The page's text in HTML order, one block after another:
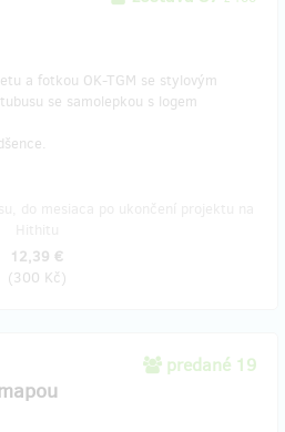
a fotkou OK-TGM se stylovým
se samolepkou s logem
12,39 €
(300 Kč)
predané 19